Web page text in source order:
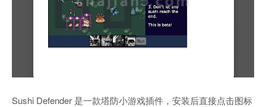
Sushi Defender 是一款塔防小游戏插件，安装后直接点击图标